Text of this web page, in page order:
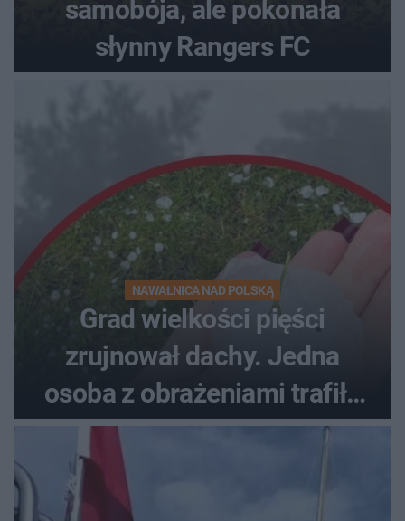
samobója, ale pokonała
słynny Rangers FC
NAWAŁNICA NAD POLSKĄ
Grad wielkości pięści
zrujnował dachy. Jedna
osoba z obrażeniami trafiła
do szpitala